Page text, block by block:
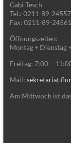
Gabi Tesch
Tel.: 0211-89-24557
Fax: 0211-89-24561
Öffnungszeiten:
Montag + Dienstag
Freitag: 7:00 –
Mail:
Am Mittwoch ist